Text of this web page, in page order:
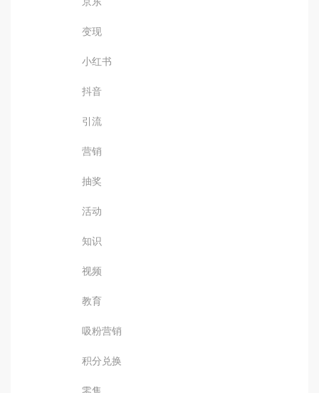
变现
小红书
抖音
引流
营销
抽奖
活动
知识
视频
教育
吸粉营销
积分兑换
零售